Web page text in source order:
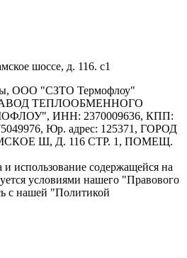
шоссе, д. 116. с1
ООО "СЗТО Термофлоу"
ТЕПЛООБМЕННОГО
ИНН: 2370009636, КПП:
Юр. адрес: 125371, ГОРОД
Ш, Д. 116 СТР. 1, ПОМЕЩ.
использование содержащейся на
условиями нашего "Правового
с нашей "Политикой